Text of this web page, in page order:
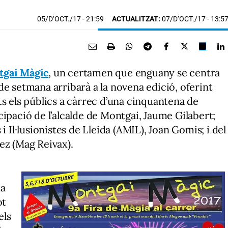
05/D’OCT./17- 21:59 ACTUALITZAT: 07/D’OCT./17 - 13:57
Màgic, un certamen que enguany se centra
setmana arribarà a la novena edició, oferint
els públics a càrrec d’una cinquantena de
de l’alcalde de Montgai, Jaume Gilabert;
Il·lusionistes de Lleida (AMIL), Joan Gomis; i del
(Mag Reivax).